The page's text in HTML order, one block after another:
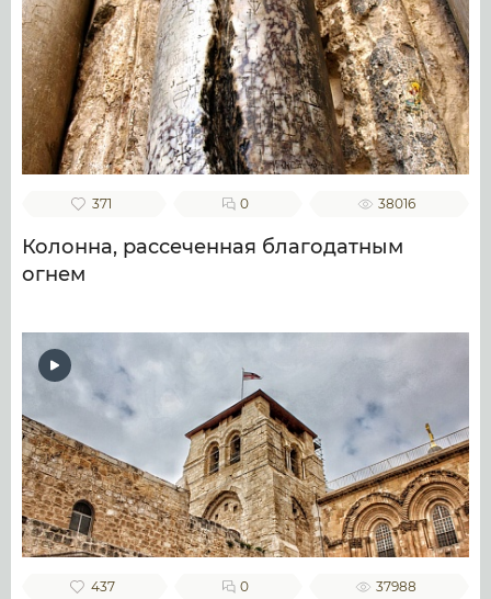
371 0 38016
Колонна, рассеченная благодатным
огнем
437 0 37988